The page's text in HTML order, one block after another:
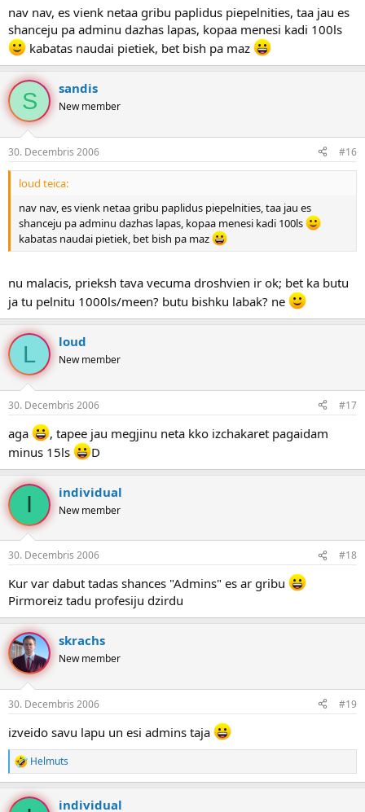
nav nav, es vienk netaa gribu paplidus piepelnities, taa jau es
shanceju pa adminu dazhas lapas, kopaa menesi kadi 100ls
kabatas naudai pietiek, bet bish pa maz
S sandis
New member
30. Decembris 2006 #16
loud teica:
nav nav, es vienk netaa gribu paplidus piepelnities, taa jau es
shanceju pa adminu dazhas lapas, kopaa menesi kadi 100ls
kabatas naudai pietiek, bet bish pa maz
nu malacis, prieksh tava vecuma droshvien ir ok; bet ka butu
ja tu pelnitu 1000ls/meen? butu bishku labak? ne
L loud
New member
30. Decembris 2006 #17
aga
, tapee jau megjinu neta kko izchakaret pagaidam
minus 15ls
D
I individual
New member
30. Decembris 2006 #18
Kur var dabut tadas shances "Admins" es ar gribu
Pirmoreiz tadu profesiju dzirdu
skrachs
New member
30. Decembris 2006 #19
izveido savu lapu un esi admins taja
R
e
a
k
Helmuts
individual